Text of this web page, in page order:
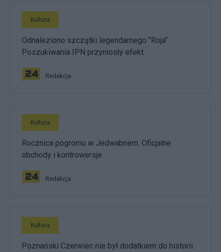
Kultura
Odnaleziono szczątki legendarnego "Roja".
Poszukiwania IPN przyniosły efekt
Redakcja
Kultura
Rocznica pogromu w Jedwabnem. Oficjalne
obchody i kontrowersje
Redakcja
Kultura
Poznański Czerwiec nie był dodatkiem do historii.